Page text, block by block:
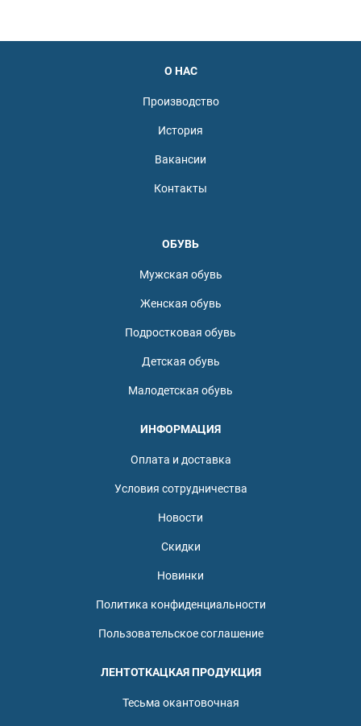
О НАС
Производство
История
Вакансии
Контакты
ОБУВЬ
Мужская обувь
Женская обувь
Подростковая обувь
Детская обувь
Малодетская обувь
ИНФОРМАЦИЯ
Оплата и доставка
Условия сотрудничества
Новости
Скидки
Новинки
Политика конфиденциальности
Пользовательское соглашение
ЛЕНТОТКАЦКАЯ ПРОДУКЦИЯ
Тесьма окантовочная